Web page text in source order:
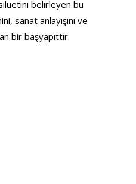
belirleyen bu
sanat anlayışını ve
bir başyapıttır.